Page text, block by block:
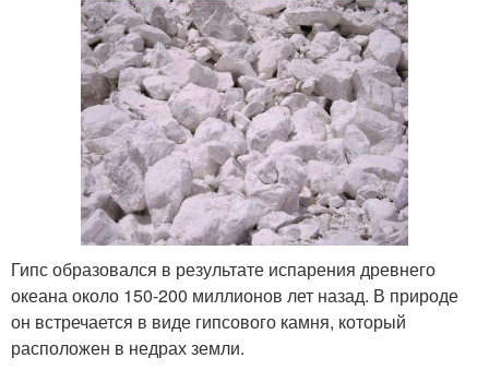
Гипс образовался в результате испарения древнего
океана около 150-200 миллионов лет назад. В природе
он встречается в виде гипсового камня, который
расположен в недрах земли.